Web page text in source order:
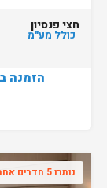
חצי פנסיון
כולל מע"מ
הזמנה
נותרו 5 חדרים אחרונים בממשק!